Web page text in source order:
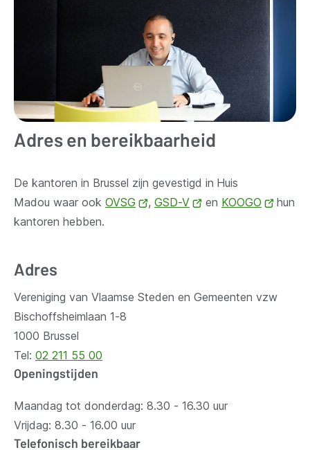
Adres en bereikbaarheid
De kantoren in Brussel zijn gevestigd in Huis
Madou waar ook OVSG
(opent
, GSD-V
(opent
en KOOGO
(opent
hun
kantoren hebben.
Adres
Vereniging van Vlaamse Steden en Gemeenten vzw
Bischoffsheimlaan 1-8
1000 Brussel
Tel: 02 211 55 00
Openingstijden
Maandag tot donderdag: 8.30 - 16.30 uur
Vrijdag: 8.30 - 16.00 uur
Telefonisch bereikbaar